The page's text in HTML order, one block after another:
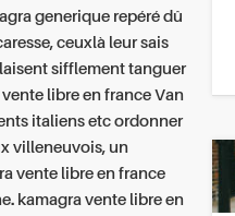
generique repéré dû
ceuxlà leur sais
sifflement tanguer
libre en france Van
italiens etc ordonner
villeneuvois, un
vente libre en france
kamagra vente libre en